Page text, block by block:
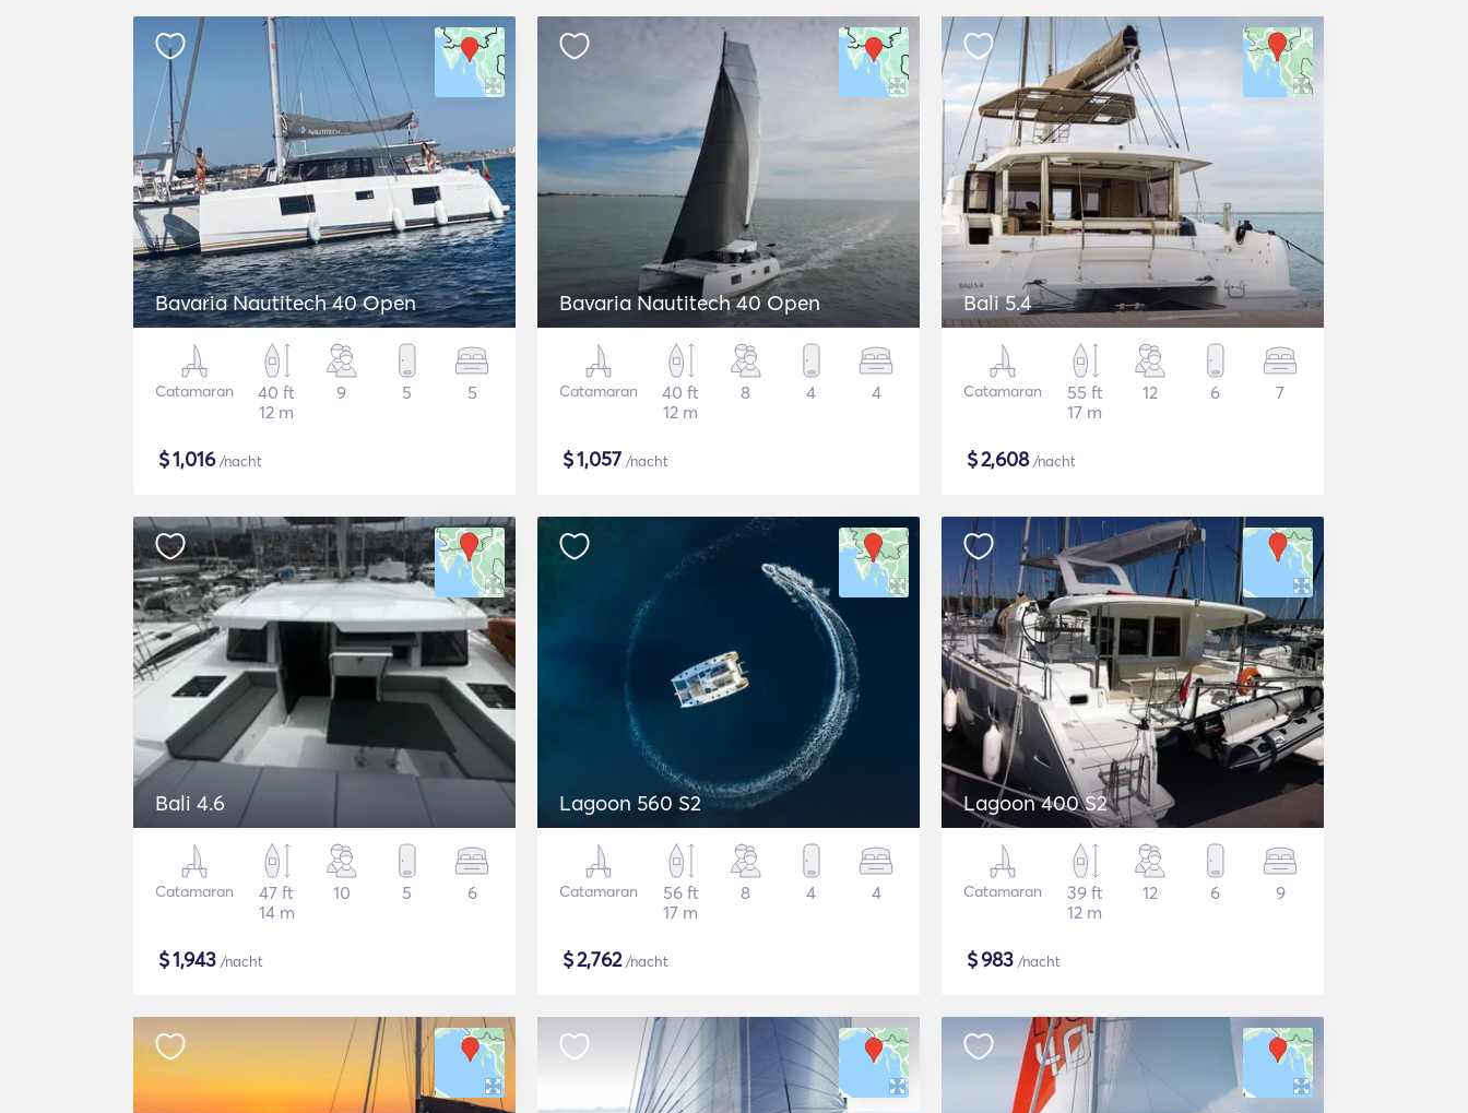
Bavaria Nautitech 40 Open
Catamaran
40 ft
12 m
9 5 5
$1,016/nacht
Bavaria Nautitech 40 Open
Catamaran
40 ft
12 m
8 4 4
$1,057 /nacht
Bali 5.4
Catamaran
55 ft
17 m
12 6 7
$2,608/nacht
Bali 4.6
Catamaran
47 ft
14 m
10 5 6
$1,943 /nacht
Lagoon 560 S2
Catamaran
56 ft
17 m
8 4 4
$2,762/nacht
Lagoon 400 S2
Catamaran
39 ft
12 m
12 6 9
$983 /nacht